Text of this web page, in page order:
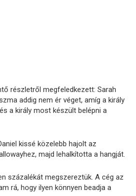
részletről megfeledkezett: Sarah
addig nem ér véget, amíg a király
a király most készült belépni a
kissé közelebb hajolt az
majd lehalkította a hangját.
százalékát megszereztük. A cég az
rá, hogy ilyen könnyen beadja a